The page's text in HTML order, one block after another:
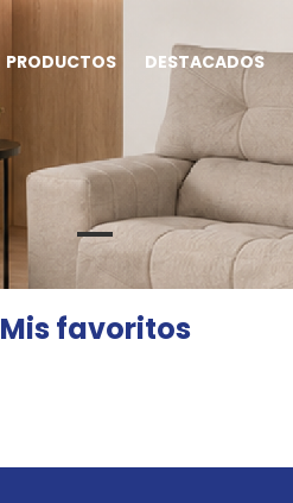
PRODUCTOS DESTACADOS
Mis favoritos